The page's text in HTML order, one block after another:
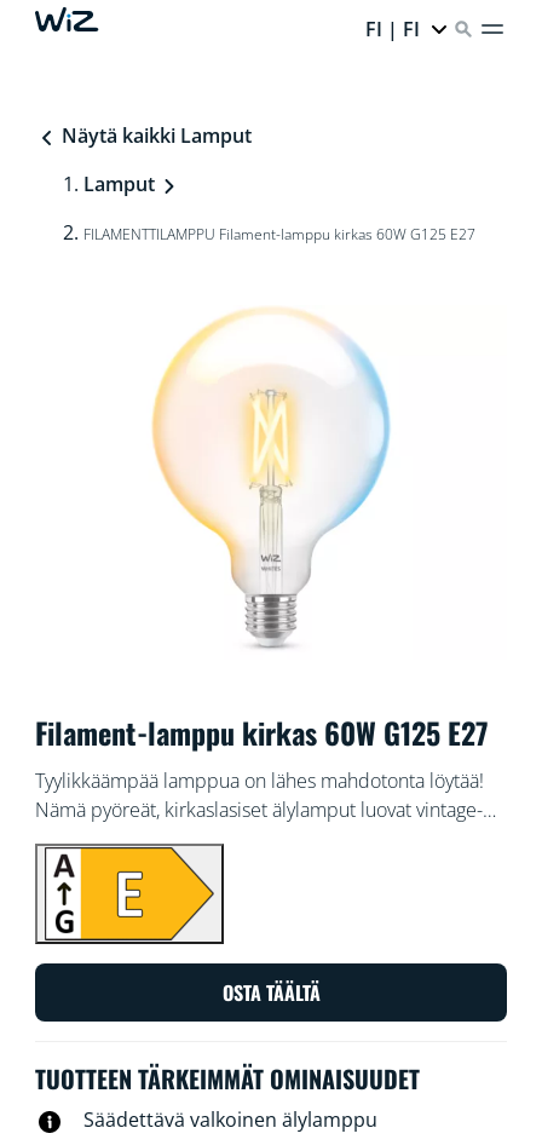
FI | FI
Näytä kaikki Lamput
Lamput
FILAMENTTILAMPPU Filament-lamppu kirkas 60W G125 E27
Filament-lamppu kirkas 60W G125 E27
Tyylikkäämpää lamppua on lähes mahdotonta löytää!
Nämä pyöreät, kirkaslasiset älylamput luovat vintage-
tunnelmaa koristeellisiin valaisimiin tai muuhun
sisustukseen. Voit valita jonkin sadoista valkoisen valon
sävyistä lämpimästä viileään tai ajastaa valon
muuttumaan automaattisesti vaihtuvien tarpeiden ja
ja WiZ-sovelluksella, WiZ-kytkimellä tai äänelläsi.
OSTA TÄÄLTÄ
TUOTTEEN TÄRKEIMMÄT OMINAISUUDET
Säädettävä valkoinen älylamppu